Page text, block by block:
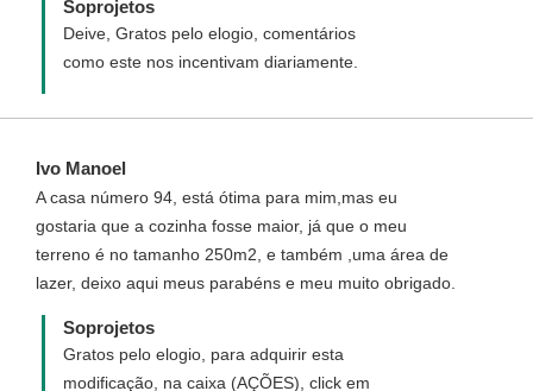
Soprojetos
Deive, Gratos pelo elogio, comentários
como este nos incentivam diariamente.
Ivo Manoel
A casa número 94, está ótima para mim,mas eu
gostaria que a cozinha fosse maior, já que o meu
terreno é no tamanho 250m2, e também ,uma área de
lazer, deixo aqui meus parabéns e meu muito obrigado.
Soprojetos
Gratos pelo elogio, para adquirir esta
modificação, na caixa (AÇÕES), click em